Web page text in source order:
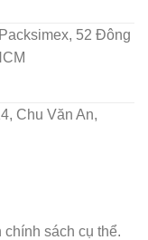
52 Đông
Chu Văn An,
sách cụ thể.